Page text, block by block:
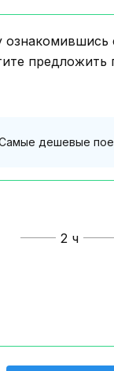
предложить
дешевые
2 ч